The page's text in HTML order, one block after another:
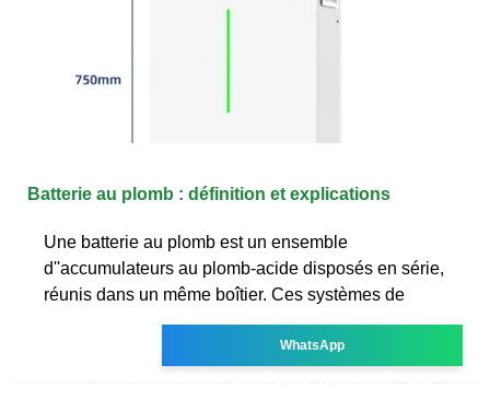
Batterie au plomb : définition et explications
Une batterie au plomb est un ensemble
d''accumulateurs au plomb-acide disposés en série,
réunis dans un même boîtier. Ces systèmes de
WhatsApp